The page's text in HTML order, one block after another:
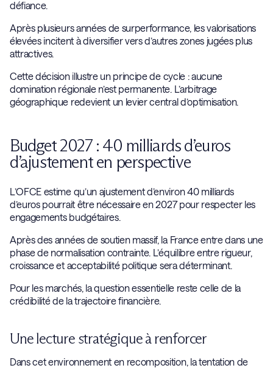
défiance.
Après plusieurs années de surperformance, les valorisations
élevées incitent à diversifier vers d’autres zones jugées plus
attractives.
Cette décision illustre un principe de cycle : aucune
domination régionale n’est permanente. L’arbitrage
géographique redevient un levier central d’optimisation.
Budget 2027 : 40 milliards d’euros
d’ajustement en perspective
L’OFCE estime qu’un ajustement d’environ 40 milliards
d’euros pourrait être nécessaire en 2027 pour respecter les
engagements budgétaires.
Après des années de soutien massif, la France entre dans une
phase de normalisation contrainte. L’équilibre entre rigueur,
croissance et acceptabilité politique sera déterminant.
Pour les marchés, la question essentielle reste celle de la
crédibilité de la trajectoire financière.
Une lecture stratégique à renforcer
Dans cet environnement en recomposition, la tentation de